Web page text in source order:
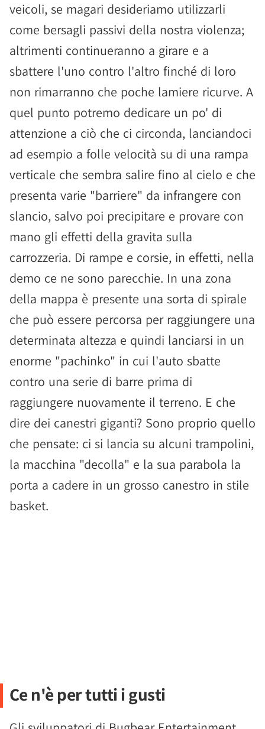
veicoli, se magari desideriamo utilizzarli
come bersagli passivi della nostra violenza;
altrimenti continueranno a girare e a
sbattere l'uno contro l'altro finché di loro
non rimarranno che poche lamiere ricurve. A
quel punto potremo dedicare un po' di
attenzione a ciò che ci circonda, lanciandoci
ad esempio a folle velocità su di una rampa
verticale che sembra salire fino al cielo e che
presenta varie "barriere" da infrangere con
slancio, salvo poi precipitare e provare con
mano gli effetti della gravita sulla
carrozzeria. Di rampe e corsie, in effetti, nella
demo ce ne sono parecchie. In una zona
della mappa è presente una sorta di spirale
che può essere percorsa per raggiungere una
determinata altezza e quindi lanciarsi in un
enorme "pachinko" in cui l'auto sbatte
contro una serie di barre prima di
raggiungere nuovamente il terreno. E che
dire dei canestri giganti? Sono proprio quello
che pensate: ci si lancia su alcuni trampolini,
la macchina "decolla" e la sua parabola la
porta a cadere in un grosso canestro in stile
basket.
Ce n'è per tutti i gusti